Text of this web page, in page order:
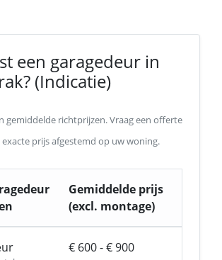
een garagedeur in
(Indicatie)
gemiddelde richtprijzen. Vraag een offerte
prijs afgestemd op uw woning.
Gemiddelde prijs
(excl. montage)
€ 600 - € 900